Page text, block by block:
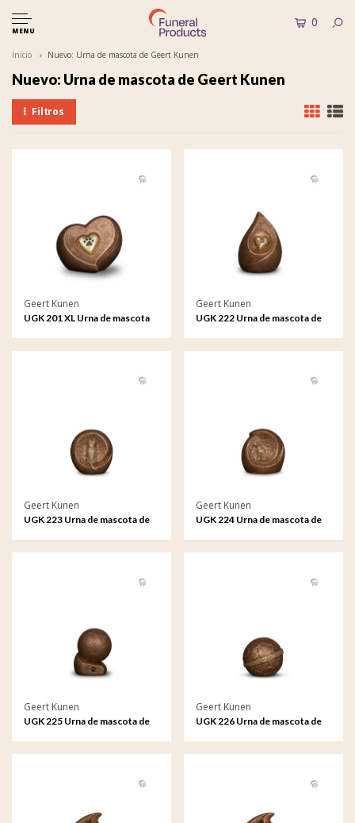
MENU
0
Inicio Nuevo: Urna de mascota de Geert Kunen
Nuevo: Urna de mascota de Geert Kunen
Filtros
Geert Kunen
UGK 201 XL Urna de mascota
Geert Kunen
UGK 222 Urna de mascota de
Geert Kunen
UGK 223 Urna de mascota de
Geert Kunen
UGK 224 Urna de mascota de
Geert Kunen
UGK 225 Urna de mascota de
Geert Kunen
UGK 226 Urna de mascota de